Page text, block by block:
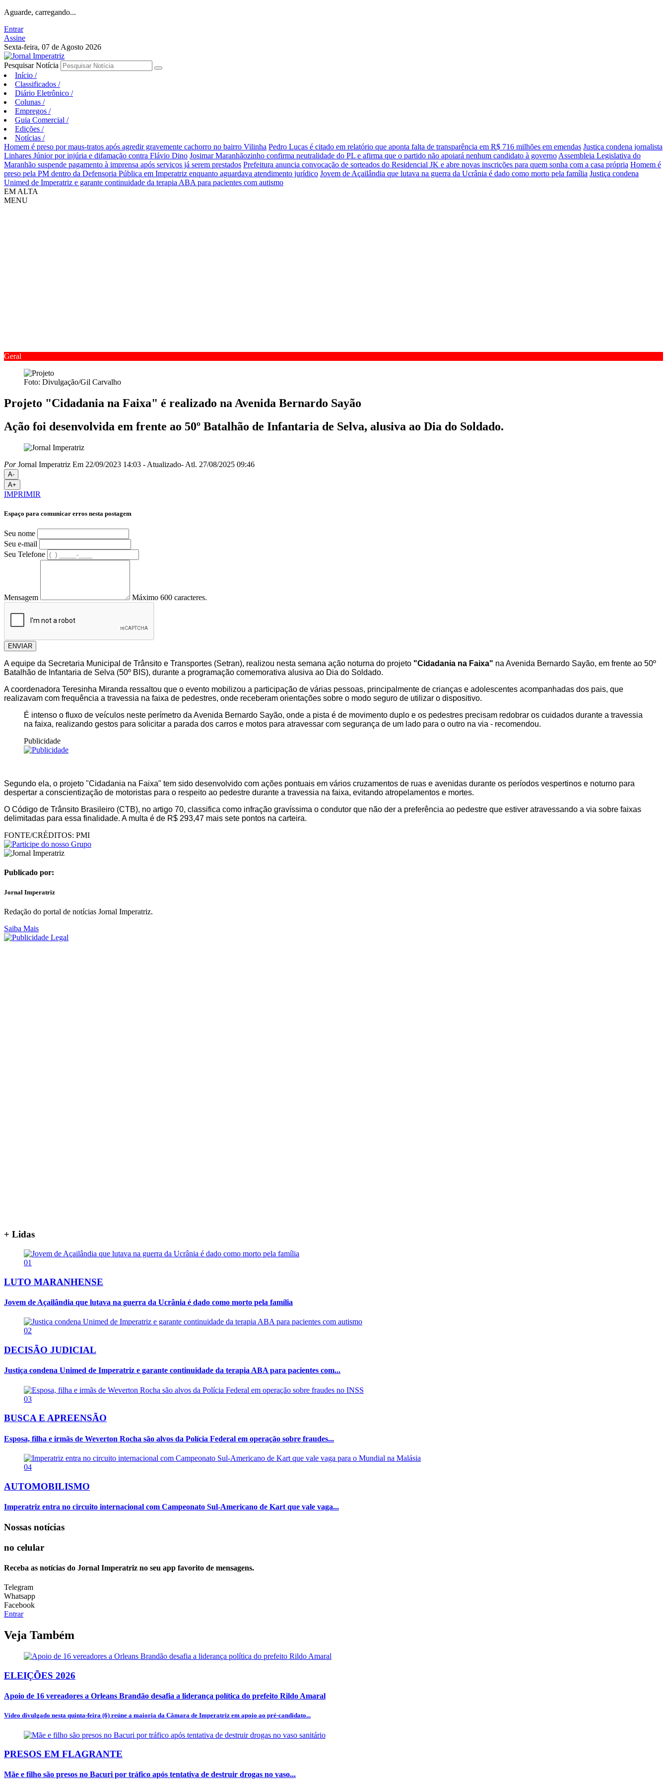
Aguarde, carregando...
Entrar
Assine
Sexta-feira, 07 de Agosto 2026
Pesquisar Notícia
Início /
Classificados /
Diário Eletrônico /
Colunas /
Empregos /
Guia Comercial /
Edições /
Notícias /
Homem é preso por maus-tratos após agredir gravemente cachorro no bairro Vilinha Pedro Lucas é citado em relatório que aponta falta de transparência em R$ 716 milhões em emendas Justiça condena jornalista
Linhares Júnior por injúria e difamação contra Flávio Dino Josimar Maranhãozinho confirma neutralidade do PL e afirma que o partido não apoiará nenhum candidato à governo Assembleia Legislativa do
Maranhão suspende pagamento à imprensa após serviços já serem prestados Prefeitura anuncia convocação de sorteados do Residencial JK e abre novas inscrições para quem sonha com a casa própria Homem é
preso pela PM dentro da Defensoria Pública em Imperatriz enquanto aguardava atendimento jurídico Jovem de Açailândia que lutava na guerra da Ucrânia é dado como morto pela família Justiça condena
Unimed de Imperatriz e garante continuidade da terapia ABA para pacientes com autismo
EM ALTA
MENU
Geral
Foto: Divulgação/Gil Carvalho
Projeto "Cidadania na Faixa" é realizado na Avenida Bernardo Sayão
Ação foi desenvolvida em frente ao 50º Batalhão de Infantaria de Selva, alusiva ao Dia do Soldado.
PorJornal Imperatriz Em 22/09/2023 14:03 - Atualizado- Atl. 27/08/2025 09:46
A-
A+
IMPRIMIR
Espaço para comunicar erros nesta postagem
Seu nome
Seu e-mail
Seu Telefone
Mensagem Máximo 600 caracteres.
ENVIAR
A equipe da Secretaria Municipal de Trânsito e Transportes (Setran), realizou nesta semana ação noturna do projeto "Cidadania na Faixa" na Avenida Bernardo Sayão, em frente ao 50º
Batalhão de Infantaria de Selva (50º BIS), durante a programação comemorativa alusiva ao Dia do Soldado.
A coordenadora Teresinha Miranda ressaltou que o evento mobilizou a participação de várias pessoas, principalmente de crianças e adolescentes acompanhadas dos pais, que
realizavam com frequência a travessia na faixa de pedestres, onde receberam orientações sobre o modo seguro de utilizar o dispositivo.
É intenso o fluxo de veículos neste perímetro da Avenida Bernardo Sayão, onde a pista é de movimento duplo e os pedestres precisam redobrar os cuidados durante a travessia
na faixa, realizando gestos para solicitar a parada dos carros e motos para atravessar com segurança de um lado para o outro na via - recomendou.
Publicidade
Segundo ela, o projeto "Cidadania na Faixa" tem sido desenvolvido com ações pontuais em vários cruzamentos de ruas e avenidas durante os períodos vespertinos e noturno para
despertar a conscientização de motoristas para o respeito ao pedestre durante a travessia na faixa, evitando atropelamentos e mortes.
O Código de Trânsito Brasileiro (CTB), no artigo 70, classifica como infração gravíssima o condutor que não der a preferência ao pedestre que estiver atravessando a via sobre faixas
delimitadas para essa finalidade. A multa é de R$ 293,47 mais sete pontos na carteira.
FONTE/CRÉDITOS: PMI
Publicado por:
Jornal Imperatriz
Redação do portal de notícias Jornal Imperatriz.
Saiba Mais
+ Lidas
01
LUTO MARANHENSE
Jovem de Açailândia que lutava na guerra da Ucrânia é dado como morto pela família
02
DECISÃO JUDICIAL
Justiça condena Unimed de Imperatriz e garante continuidade da terapia ABA para pacientes com...
03
BUSCA E APREENSÃO
Esposa, filha e irmãs de Weverton Rocha são alvos da Polícia Federal em operação sobre fraudes...
04
AUTOMOBILISMO
Imperatriz entra no circuito internacional com Campeonato Sul-Americano de Kart que vale vaga...
Nossas notícias
no celular
Receba as notícias do Jornal Imperatriz no seu app favorito de mensagens.
Telegram
Whatsapp
Facebook
Entrar
Veja Também
ELEIÇÕES 2026
Apoio de 16 vereadores a Orleans Brandão desafia a liderança política do prefeito Rildo Amaral
Vídeo divulgado nesta quinta-feira (6) reúne a maioria da Câmara de Imperatriz em apoio ao pré-candidato...
PRESOS EM FLAGRANTE
Mãe e filho são presos no Bacuri por tráfico após tentativa de destruir drogas no vaso...